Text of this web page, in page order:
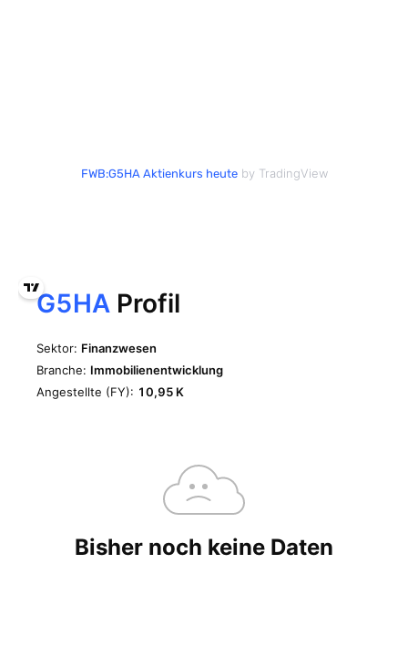
FWB:G5HA Aktienkurs heuteby TradingView